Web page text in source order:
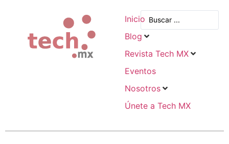
Inicio
Blog
Revista Tech MX
Eventos
Nosotros
Únete a Tech MX